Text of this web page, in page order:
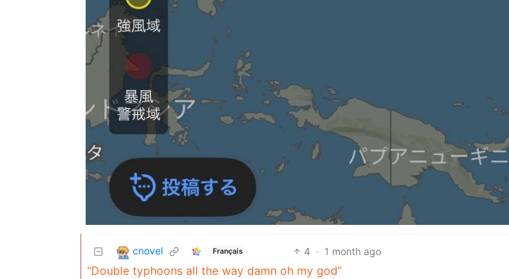
cnovel Français 4 · 1 month ago
“Double typhoons all the way damn oh my god”